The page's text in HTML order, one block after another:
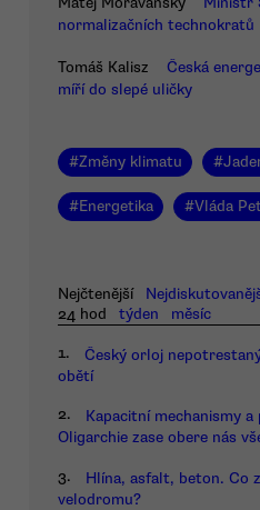
normalizačních technokratů
Tomáš Kalisz
Česká
míří do slepé uličky
#Změny klimatu #
#Energetika #Vláda
Nejčtenější
24 hod
týden měsíc
1.
Český orloj
obětí
2.
Kapacitní mechanismy
Oligarchie zase obere nás
3.
Hlína, asfalt, beton. Co
velodromu?